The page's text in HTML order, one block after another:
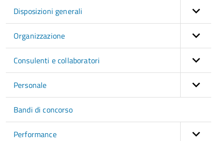
Disposizioni generali
Organizzazione
Consulenti e collaboratori
Personale
Bandi di concorso
Performance